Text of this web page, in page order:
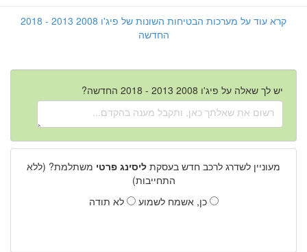
קרא עוד על מערכות הבטיחות השונות של פיג'ו 2008 2013 - 2018
החדשה
יש לך שאלה על פיג'ו 2008 2013 - 2018 החדשה?
מעוניין לשדרג לרכב חדש בעסקת ליסינג פרטי משתלמת? (ללא
התחייבות)
כן, אשמח לשמוע
לא תודה